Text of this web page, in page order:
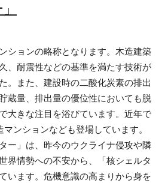
ションの略称となります。木造建築
、耐震性などの基準を満たす技術が
。また、建設時の二酸化炭素の排出
蔵量、排出量の優位性においても脱
大きな注目を浴びています。近年で
ンションなども登場しています。
ー」は、昨今のウクライナ侵攻や隣
界情勢への不安から、「核シェルタ
います。危機意識の高まりから身を